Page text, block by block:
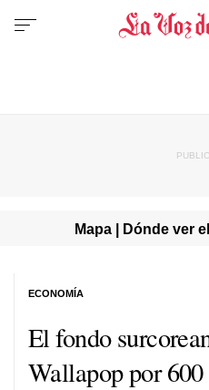
Mapa | Dónde ver
El fondo
Wallapop por
ECONOMÍA